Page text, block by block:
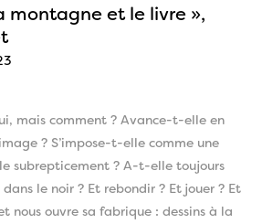
montagne et le livre »,
mais comment ? Avance-t-elle en
? S’impose-t-elle comme une
subrepticement ? A-t-elle toujours
le noir ? Et rebondir ? Et jouer ? Et
nous ouvre sa fabrique : dessins à la